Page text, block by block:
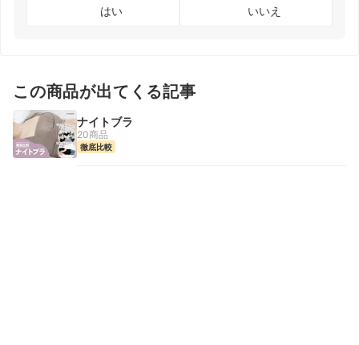
はい いいえ
この商品が出てくる記事
ナイトブラ
20商品
徹底比較